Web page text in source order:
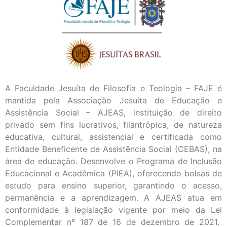
A Faculdade Jesuíta de Filosofia e Teologia – FAJE é
mantida pela Associação Jesuíta de Educação e
Assistência Social – AJEAS, instituição de direito
privado sem fins lucrativos, filantrópica, de natureza
educativa, cultural, assistencial e certificada como
Entidade Beneficente de Assistência Social (CEBAS), na
área de educação. Desenvolve o Programa de Inclusão
Educacional e Acadêmica (PIEA), oferecendo bolsas de
estudo para ensino superior, garantindo o acesso,
permanência e a aprendizagem. A AJEAS atua em
conformidade à legislação vigente por meio da Lei
Complementar nº 187 de 16 de dezembro de 2021.